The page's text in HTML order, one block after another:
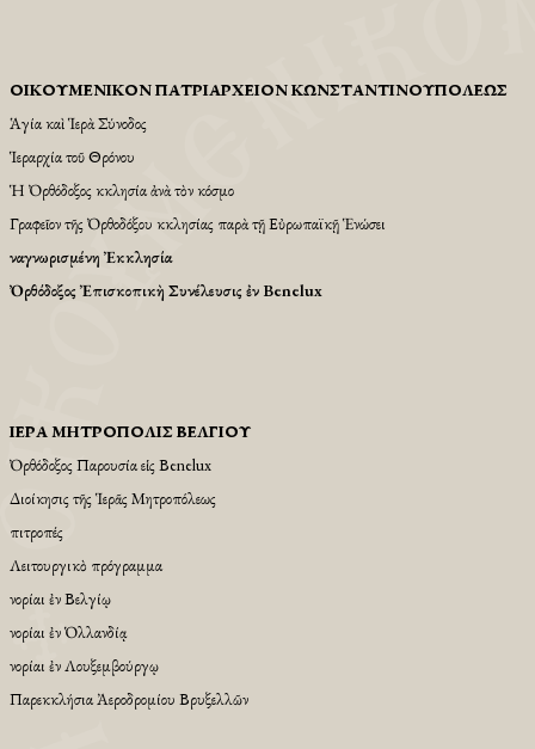
ΟἸΚΟΥΜΕΝΙΚῸΝ ΠΑΤΡΙΑΡΧΕΙ͂ΟΝ ΚΩΝΣΤΑΝΤΙΝΟΥΠΌΛΕΩΣ
Ἁγία καὶ Ἱερὰ Σύνοδος
Ἱεραρχία τοῦ Θρόνου
Ἡ Ὀρθόδοξος Ἐκκλησία ἀνὰ τὸν κόσμο
Γραφεῖον τῆς Ὀρθοδόξου Ἐκκλησίας παρὰ τῇ Εὐρωπαϊκῇ Ἑνώσει
Ἀναγνωρισμένη Ἐκκλησία
Ὀρθόδοξος Ἐπισκοπικὴ Συνέλευσις ἐν Benelux
ἹΕΡΆ ΜΗΤΡΌΠΟΛΙΣ ΒΕΛΓΊΟΥ
Ὀρθόδοξος Παρουσία εἱς Βenelux
Διοίκησις τῆς Ἱερᾶς Μητροπόλεως
Ἐπιτροπές
Λειτουργικὸ πρόγραμμα
Ἐνορίαι ἐν Βελγίῳ
Ἐνορίαι ἐν Ὁλλανδίᾳ
Ἐνορίαι ἐν Λουξεμβούργῳ
Παρεκκλήσια Ἀεροδρομίου Βρυξελλῶν